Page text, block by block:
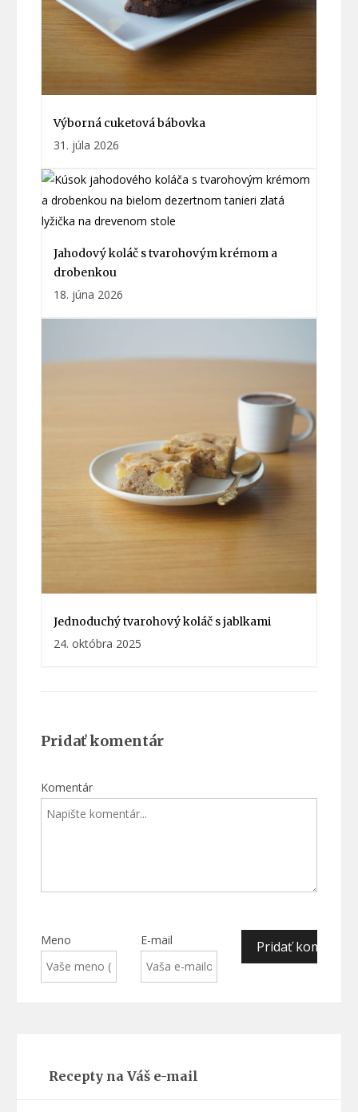
Výborná cuketová bábovka
31. júla 2026
Jahodový koláč s tvarohovým krémom a
drobenkou
18. júna 2026
Jednoduchý tvarohový koláč s jablkami
24. októbra 2025
Pridať komentár
Komentár
Meno E-mail
Recepty na Váš e-mail